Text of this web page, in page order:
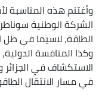
وأغتنم هذه المناسبة
الشركة الوطنية
الطاقة، لاسيما في ظل
وكذا المنافسة
الاستكشاف في الجزائر
في مسار الانتقال